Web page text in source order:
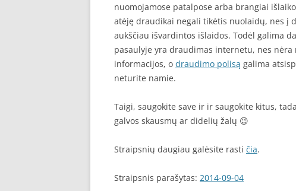
nuomojamose patalpose arba brangiai
atėję draudikai negali tikėtis nuolaidų, nes į
aukščiau išvardintos išlaidos. Todėl galima
pasaulyje yra draudimas internetu, nes
informacijos, o draudimo polisą galima
neturite namie.
Taigi, saugokite save ir ir saugokite kitus,
galvos skausmų ar didelių žalų 😉
Straipsnių daugiau galėsite rasti čia.
Straipsnis parašytas: 2014-09-04